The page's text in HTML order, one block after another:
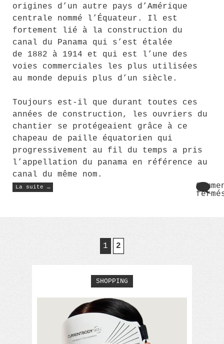
origines d’un autre pays d’Amérique
centrale nommé l’Équateur. Il est
fortement lié à la construction du
canal du Panama qui s’est étalée
de 1882 à 1914 et qui est l’une des
voies commerciales les plus utilisées
au monde depuis plus d’un siècle.
Toujours est-il que durant toutes ces
années de construction, les ouvriers du
chantier se protégeaient grâce à ce
chapeau de paille équatorien qui
progressivement au fil du temps a pris
l’appellation du panama en référence au
canal du même nom.
La suite …
« Comment
reconnaitre
1 2
SHOPPING